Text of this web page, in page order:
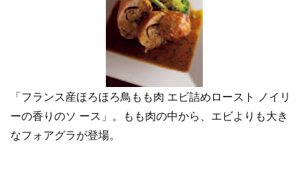
「フランス産ほろほろ鳥もも肉 エビ詰めロースト ノイリ
ーの香りのソ ース」。もも肉の中から、エビよりも大き
なフォアグラが登場。